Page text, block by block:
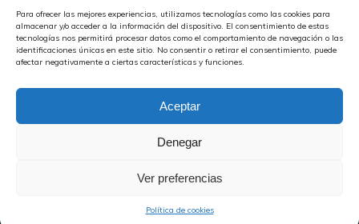
Para ofrecer las mejores experiencias, utilizamos tecnologías como las cookies para
almacenar y/o acceder a la información del dispositivo. El consentimiento de estas
tecnologías nos permitirá procesar datos como el comportamiento de navegación o las
identificaciones únicas en este sitio. No consentir o retirar el consentimiento, puede
afectar negativamente a ciertas características y funciones.
Aceptar
Denegar
Ver preferencias
Política de cookies
META
Acceder
de privacidad y aviso legal|Política de cookies